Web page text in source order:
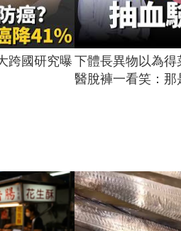
跨國研究曝 下體長異物以為
醫脫褲一看笑：那